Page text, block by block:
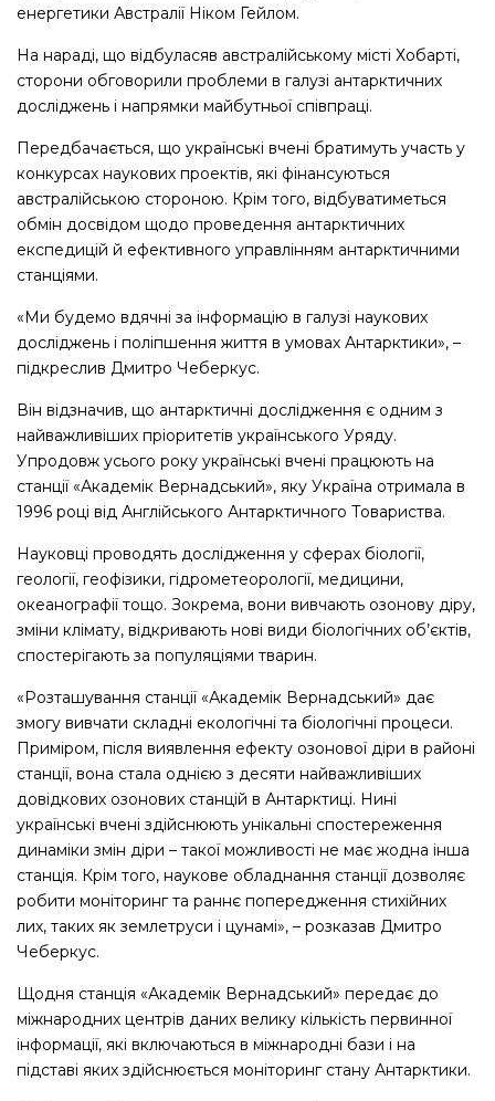
енергетики Австралії Ніком Гейлом.
На нараді, що відбуласяв австралійському місті Хобарті,
сторони обговорили проблеми в галузі антарктичних
досліджень і напрямки майбутньої співпраці.
Передбачається, що українські вчені братимуть участь у
конкурсах наукових проектів, які фінансуються
австралійською стороною. Крім того, відбуватиметься
обмін досвідом щодо проведення антарктичних
експедицій й ефективного управлінням антарктичними
станціями.
«Ми будемо вдячні за інформацію в галузі наукових
досліджень і поліпшення життя в умовах Антарктики», –
підкреслив Дмитро Чеберкус.
Він відзначив, що антарктичні дослідження є одним з
найважливіших пріоритетів українського Уряду.
Упродовж усього року українські вчені працюють на
станції «Академік Вернадський», яку Україна отримала в
1996 році від Англійського Антарктичного Товариства.
Науковці проводять дослідження у сферах біології,
геології, геофізики, гідрометеорології, медицини,
океанографії тощо. Зокрема, вони вивчають озонову діру,
зміни клімату, відкривають нові види біологічних об’єктів,
спостерігають за популяціями тварин.
«Розташування станції «Академік Вернадський» дає
змогу вивчати складні екологічні та біологічні процеси.
Приміром, після виявлення ефекту озонової діри в районі
станції, вона стала однією з десяти найважливіших
довідкових озонових станцій в Антарктиці. Нині
українські вчені здійснюють унікальні спостереження
динаміки змін діри – такої можливості не має жодна інша
станція. Крім того, наукове обладнання станції дозволяє
робити моніторинг та раннє попередження стихійних
лих, таких як землетруси і цунамі», – розказав Дмитро
Чеберкус.
Щодня станція «Академік Вернадський» передає до
міжнародних центрів даних велику кількість первинної
інформації, які включаються в міжнародні бази і на
підставі яких здійснюється моніторинг стану Антарктики.